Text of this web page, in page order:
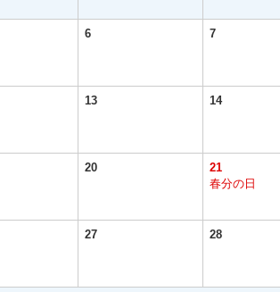
6 7
13 14
20
21
春分の日
27 28